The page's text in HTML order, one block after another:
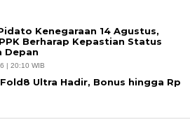
Kenegaraan 14 Agustus,
Berharap Kepastian Status
Depan
| 20:10 WIB
Ultra Hadir, Bonus hingga Rp